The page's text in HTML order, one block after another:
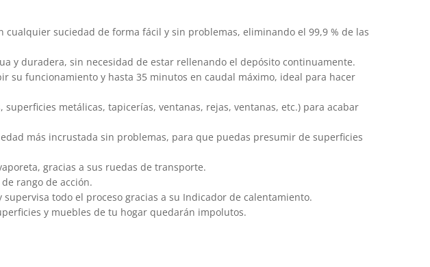
cualquier suciedad de forma fácil y sin problemas, eliminando el 99,9 % de las
y duradera, sin necesidad de estar rellenando el depósito continuamente.
su funcionamiento y hasta 35 minutos en caudal máximo, ideal para hacer
metálicas, tapicerías, ventanas, rejas, ventanas, etc.) para acabar
más incrustada sin problemas, para que puedas presumir de superficies
gracias a sus ruedas de transporte.
rango de acción.
todo el proceso gracias a su Indicador de calentamiento.
y muebles de tu hogar quedarán impolutos.